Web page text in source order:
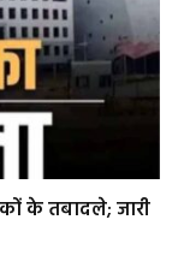
के तबादले; जारी